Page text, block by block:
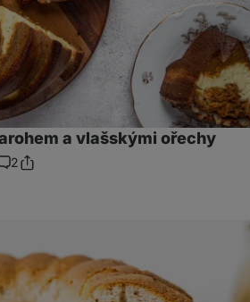
a vlašskými ořechy
2Sdílet